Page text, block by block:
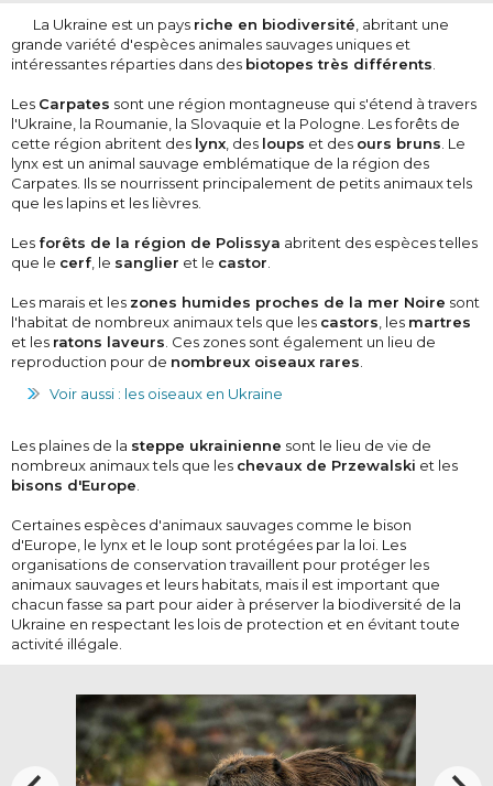
La Ukraine est un pays riche en biodiversité , abritant une
grande variété d'espèces animales sauvages uniques et
intéressantes réparties dans des biotopes très différents
Les Carpates sont une région montagneuse qui s'étend à travers
l'Ukraine, la Roumanie, la Slovaquie et la Pologne. Les forêts de
cette région abritent des lynx , des loups et des ours bruns . Le
lynx est un animal sauvage emblématique de la région des
Carpates. Ils se nourrissent principalement de petits animaux tels
que les lapins et les lièvres.
Les forêts de la région de Polissya abritent des espèces telles
que le cerf , le sanglier et le castor
Les marais et les zones humides proches de la mer Noire sont
l'habitat de nombreux animaux tels que les castors , les martres
et les ratons laveurs . Ces zones sont également un lieu de
reproduction pour de nombreux oiseaux rares
Voir aussi : les oiseaux en Ukraine
Les plaines de la steppe ukrainienne sont le lieu de vie de
nombreux animaux tels que les chevaux de Przewalski et les
bisons d'Europe
Certaines espèces d'animaux sauvages comme le bison
d'Europe, le lynx et le loup sont protégées par la loi. Les
organisations de conservation travaillent pour protéger les
animaux sauvages et leurs habitats, mais il est important que
chacun fasse sa part pour aider à préserver la biodiversité de la
Ukraine en respectant les lois de protection et en évitant toute
activité illégale.